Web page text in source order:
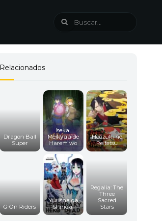
Relacionados
Dragon Ball
Super
Isekai
Meikyuu de
Harem wo
Hoozuki no
Reitetsu
G-On Riders
Yuusha ga
Shinda!
Regalia: The
Three
Sacred
Stars